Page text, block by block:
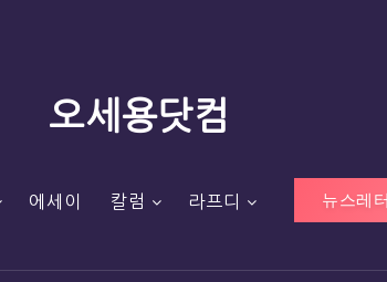
오세용닷컴
에세이 칼럼 라프디 뉴스레